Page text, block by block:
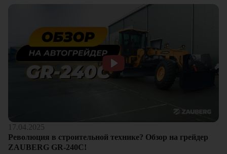
17.04.2025
Революция в строительной технике? Обзор на грейдер
ZAUBERG GR-240C!